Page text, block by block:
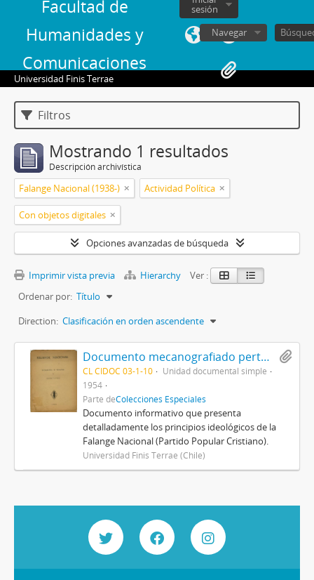
Facultad de
Humanidades y
Comunicaciones
sesión
Navegar
Universidad Finis Terrae
Filtros
Mostrando 1 resultados
Descripción archivística
Falange Nacional (1938-) Actividad Política
Con objetos digitales
Opciones avanzadas de búsqueda
Imprimir vista previa Hierarchy
Ver :
Ordenar por: Título
Direction: Clasificación en orden ascendente
Documento mecanografiado perteneciente a la Falange Nacional: Declaración de principios y estatutos
CL CIDOC 03-1-10
Unidad documental simple
1954
Parte deColecciones Especiales
Documento informativo que presenta
detalladamente los principios ideológicos de la
Falange Nacional (Partido Popular Cristiano).
Universidad Finis Terrae (Chile)